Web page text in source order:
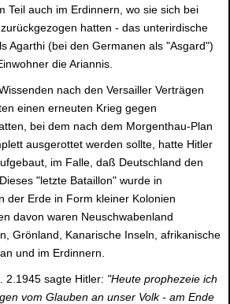
Teil auch im Erdinnern, wo sie sich bei
hatten - das unterirdische
Agarthi (bei den Germanen als "Asgard")
die Ariannis.
nach den Versailler Verträgen
einen erneuten Krieg gegen
bei dem nach dem Morgenthau-Plan
ausgerottet werden sollte, hatte Hitler
im Falle, daß Deutschland den
"letzte Bataillon" wurde in
der Erde in Form kleiner Kolonien
davon waren Neuschwabenland
Grönland, Kanarische Inseln, afrikanische
und im Erdinnern.
2.1945 sagte Hitler: "Heute prophezeie ich
vom Glauben an unser Volk - am Ende